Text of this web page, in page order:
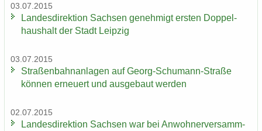
03.07.2015
Lan­des­di­rek­ti­on Sach­sen ge­neh­migt ers­ten Dop­pel­
haus­halt der Stadt Leip­zig
03.07.2015
Stra­ßen­bahn­an­la­gen auf Georg-​Schumann-Straße
kön­nen er­neu­ert und aus­ge­baut wer­den
02.07.2015
Lan­des­di­rek­ti­on Sach­sen war bei An­woh­ner­ver­samm­